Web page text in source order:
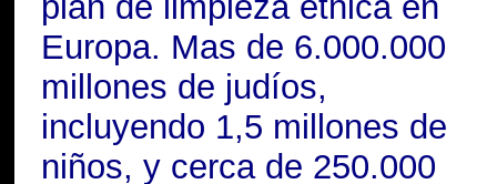
Europa. Mas de 6.000.000
millones de judíos,
incluyendo 1,5 millones de
niños, y cerca de 250.000